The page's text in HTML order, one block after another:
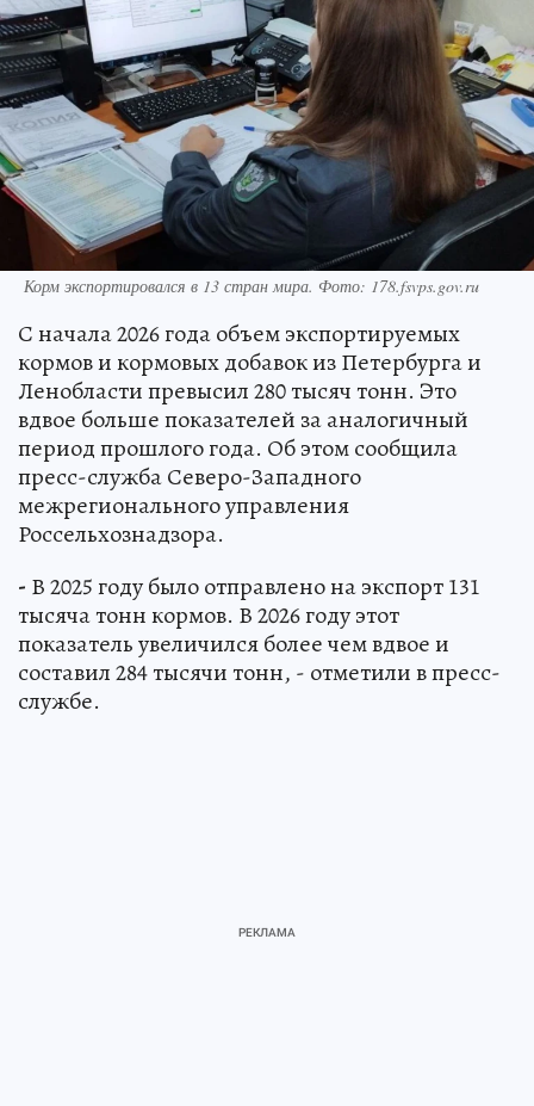
Корм экспортировался в 13 стран мира. Фото: 178.fsvps.gov.ru
С начала 2026 года объем экспортируемых
кормов и кормовых добавок из Петербурга и
Ленобласти превысил 280 тысяч тонн. Это
вдвое больше показателей за аналогичный
период прошлого года. Об этом сообщила
пресс-служба Северо-Западного
межрегионального управления
Россельхознадзора.
- В 2025 году было отправлено на экспорт 131
тысяча тонн кормов. В 2026 году этот
показатель увеличился более чем вдвое и
составил 284 тысячи тонн, - отметили в пресс-
службе.